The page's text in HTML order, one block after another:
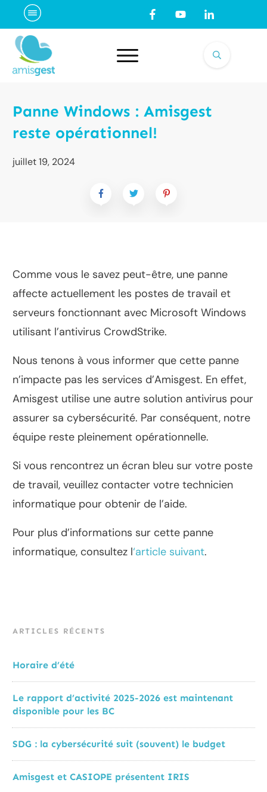
Panne Windows : Amisgest
reste opérationnel!
juillet 19, 2024
Comme vous le savez peut-être, une panne
affecte actuellement les postes de travail et
serveurs fonctionnant avec Microsoft Windows
utilisant l’antivirus CrowdStrike.
Nous tenons à vous informer que cette panne
n’impacte pas les services d’Amisgest. En effet,
Amisgest utilise une autre solution antivirus pour
assurer sa cybersécurité. Par conséquent, notre
équipe reste pleinement opérationnelle.
Si vous rencontrez un écran bleu sur votre poste
de travail, veuillez contacter votre technicien
informatique pour obtenir de l’aide.
Pour plus d’informations sur cette panne
informatique, consultez l‘article suivant.
ARTICLES RÉCENTS
Horaire d’été
Le rapport d’activité 2025-2026 est maintenant
disponible pour les BC
SDG : la cybersécurité suit (souvent) le budget
Amisgest et CASIOPE présentent IRIS